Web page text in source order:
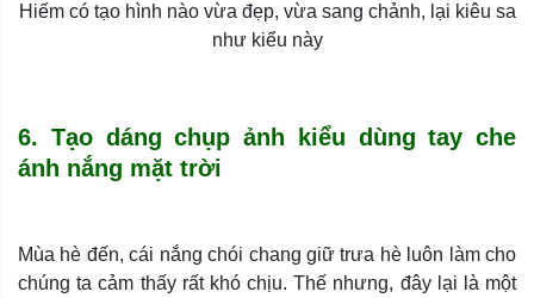
Hiếm có tạo hình nào vừa đẹp, vừa sang chảnh, lại kiêu sa
như kiểu này
6. Tạo dáng chụp ảnh kiểu dùng tay che
ánh nắng mặt trời
Mùa hè đến, cái nắng chói chang giữ trưa hè luôn làm cho
chúng ta cảm thấy rất khó chịu. Thế nhưng, đây lại là một